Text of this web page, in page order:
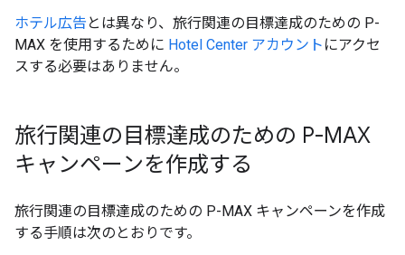
ホテル広告 とは異なり、旅行関連の目標達成のための P-
MAX を使用するために Hotel Center アカウント にアクセ
スする必要はありません。
旅行関連の目標達成のための P-MAX
キャンペーンを作成する
旅行関連の目標達成のための P-MAX キャンペーンを作成
する手順は次のとおりです。